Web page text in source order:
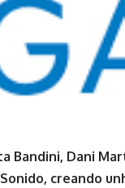
Dani
creando